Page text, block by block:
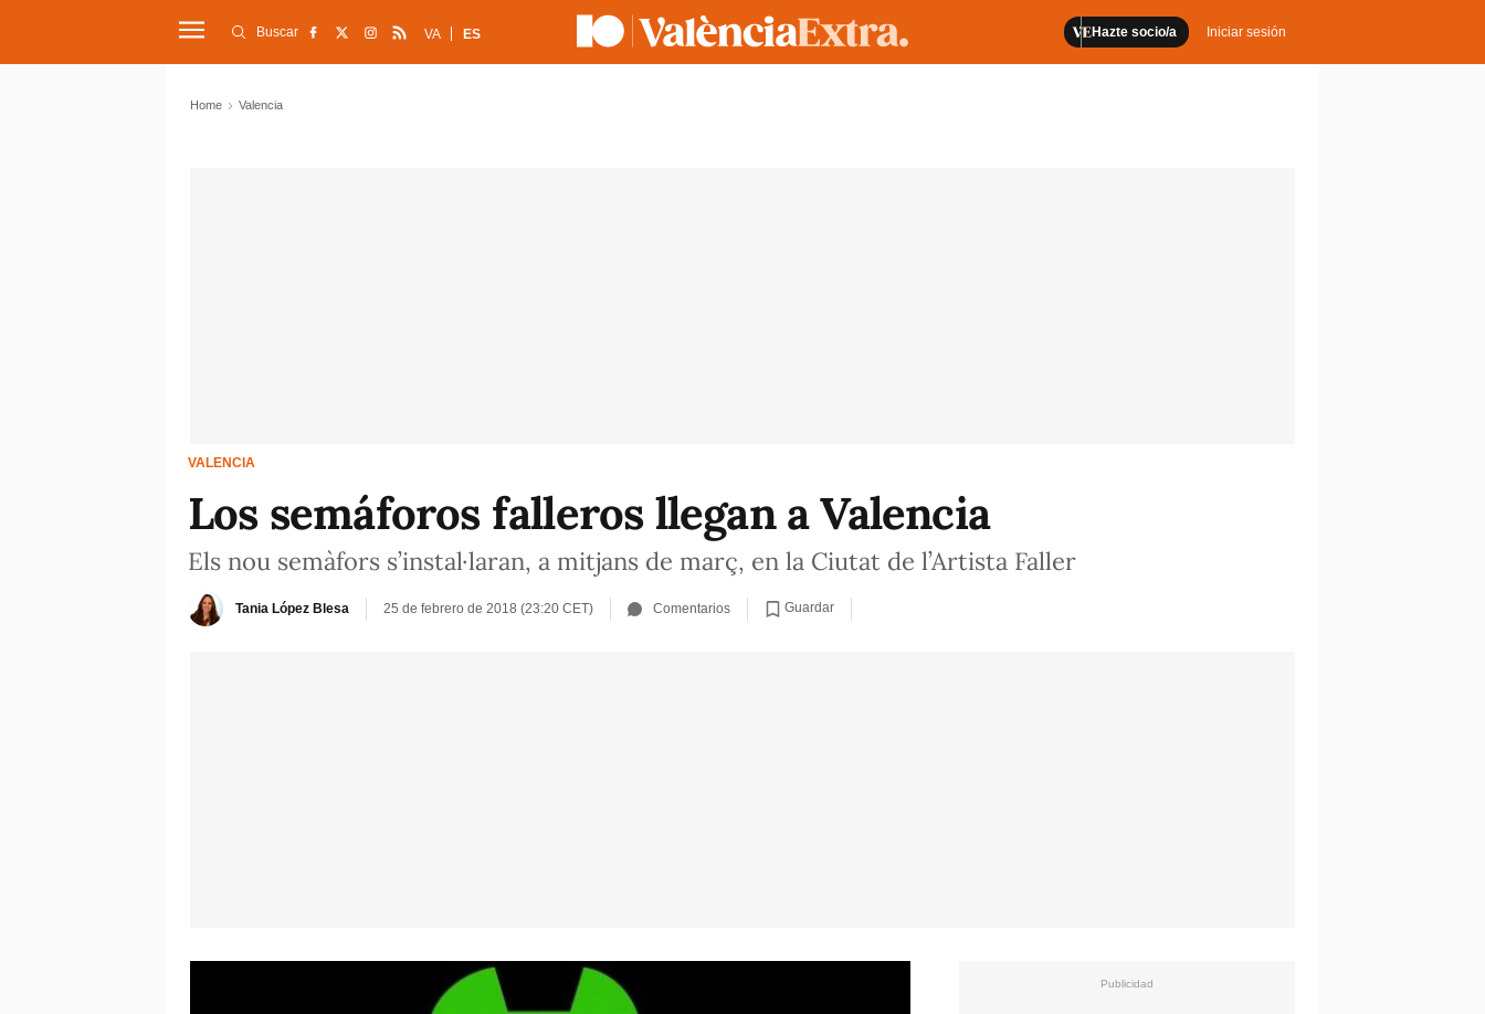
Hazte socio/a Iniciar sesión
Buscar VA ES
Home Valencia
VALENCIA
Los semáforos falleros llegan a Valencia
Els nou semàfors s’instal·laran, a mitjans de març, en la Ciutat de l’Artista Faller
Tania López Blesa 25 de febrero de 2018 (23:20 CET) Comentarios Guardar